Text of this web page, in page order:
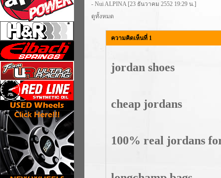
- Nui ALPINA[23 ธันวาคม 2552 19:29 น.]
ดูทั้งหมด
ความคิดเห็นที่ 1
jordan shoes
cheap jordans
100% real jordans